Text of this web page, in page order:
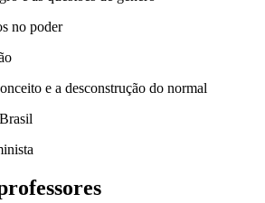
no poder
e a desconstrução do normal